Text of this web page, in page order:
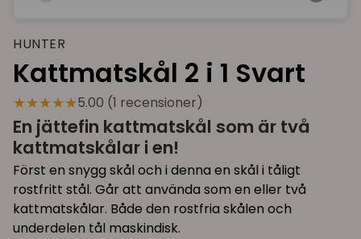
HUNTER
Kattmatskål 2 i 1 Svart
★★★★★5.00 (1 recensioner)
En jättefin kattmatskål som är två
kattmatskålar i en!
Först en snygg skål och i denna en skål i tåligt
rostfritt stål. Går att använda som en eller två
kattmatskålar. Både den rostfria skålen och
underdelen tål maskindisk.